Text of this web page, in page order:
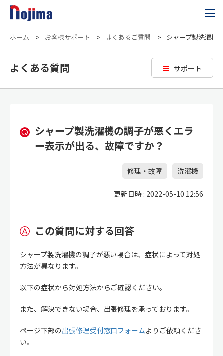
ホーム > お客様サポート > よくあるご質問 > シャープ製洗濯機
サポート
よくある質問
シャープ製洗濯機の調子が悪くエラ
ー表示が出る、故障ですか？
修理・故障 洗濯機
更新日時 : 2022-05-10 12:56
この質問に対する回答
シャープ製洗濯機の調子が悪い場合は、症状によって対処
方法が異なります。
以下の症状から対処方法からご確認ください。
また、解決できない場合、出張修理を承っております。
ページ下部の出張修理受付窓口フォームよりご依頼くださ
い。